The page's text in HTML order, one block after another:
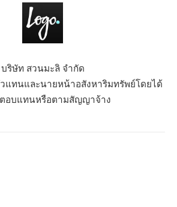
บริษัท สวนมะลิ จำกัด
แทนและนายหน้าอสังหาริมทรัพย์โดยได้
อบแทนหรือตามสัญญาจ้าง